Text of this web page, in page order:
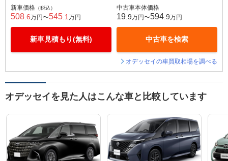
新車価格 （税込）
508 .6万円〜545 .1 万円
新車見積もり(無料)
中古車本体価格
19 .9万円〜594 .9万円
中古車を検索
オデッセイの車買取相場を調べる
オデッセイを見た人はこんな車と比較しています